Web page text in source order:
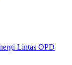
Lintas OPD